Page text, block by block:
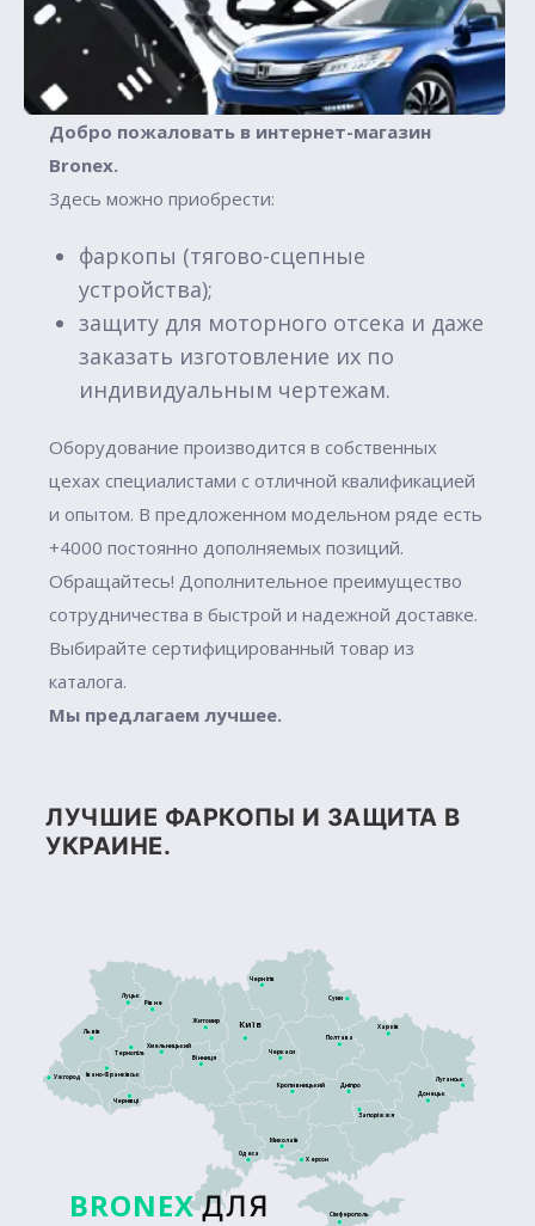
Добро пожаловать в интернет-магазин
Вronex.
Здесь можно приобрести:
фаркопы (тягово-сцепные
устройства);
защиту для моторного отсека и даже
заказать изготовление их по
индивидуальным чертежам.
Оборудование производится в собственных
цехах специалистами с отличной квалификацией
и опытом. В предложенном модельном ряде есть
+4000 постоянно дополняемых позиций.
Обращайтесь! Дополнительное преимущество
сотрудничества в быстрой и надежной доставке.
Выбирайте сертифицированный товар из
каталога.
Мы предлагаем лучшее.
ЛУЧШИЕ ФАРКОПЫ И ЗАЩИТА В
УКРАИНЕ.
BRONEX ДЛЯ
Сімферополь
Луцьк
Київ
Житомир
Тернопіль
Рівне
Львів
Дніпро
Кропивницький
Харків
Полтава
Черкаси
Суми
Чернігів
Запоріжжя
Херсон
Донецьк
Луганськ
Ужгород
Чернівці
Вінниця
Хмельницький
Івано-Франківськ
Миколаїв
Одеса